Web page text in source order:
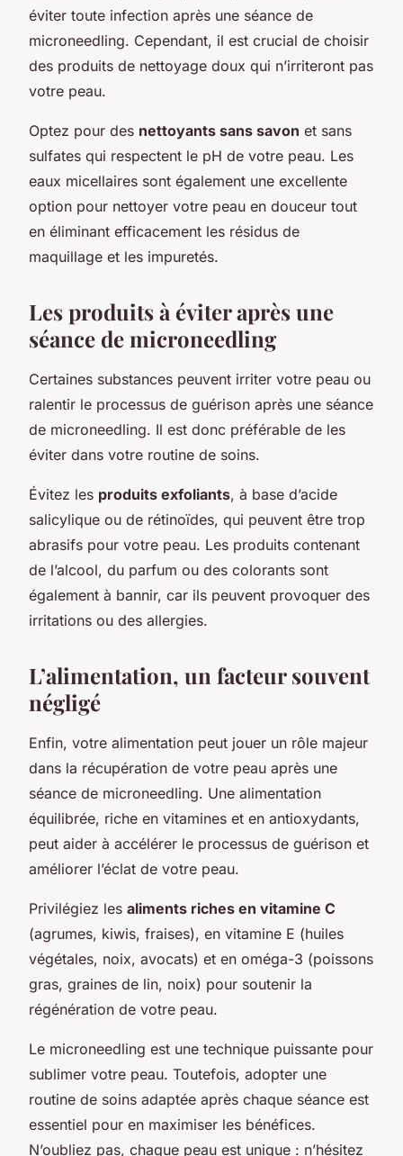
éviter toute infection après une séance de
microneedling. Cependant, il est crucial de choisir
des produits de nettoyage doux qui n’irriteront pas
votre peau.
Optez pour des nettoyants sans savon et sans
sulfates qui respectent le pH de votre peau. Les
eaux micellaires sont également une excellente
option pour nettoyer votre peau en douceur tout
en éliminant efficacement les résidus de
maquillage et les impuretés.
Les produits à éviter après une
séance de microneedling
Certaines substances peuvent irriter votre peau ou
ralentir le processus de guérison après une séance
de microneedling. Il est donc préférable de les
éviter dans votre routine de soins.
Évitez les produits exfoliants, à base d’acide
salicylique ou de rétinoïdes, qui peuvent être trop
abrasifs pour votre peau. Les produits contenant
de l’alcool, du parfum ou des colorants sont
également à bannir, car ils peuvent provoquer des
irritations ou des allergies.
L’alimentation, un facteur souvent
négligé
Enfin, votre alimentation peut jouer un rôle majeur
dans la récupération de votre peau après une
séance de microneedling. Une alimentation
équilibrée, riche en vitamines et en antioxydants,
peut aider à accélérer le processus de guérison et
améliorer l’éclat de votre peau.
Privilégiez les aliments riches en vitamine C
(agrumes, kiwis, fraises), en vitamine E (huiles
végétales, noix, avocats) et en oméga-3 (poissons
gras, graines de lin, noix) pour soutenir la
régénération de votre peau.
Le microneedling est une technique puissante pour
sublimer votre peau. Toutefois, adopter une
routine de soins adaptée après chaque séance est
essentiel pour en maximiser les bénéfices.
N’oubliez pas, chaque peau est unique : n’hésitez